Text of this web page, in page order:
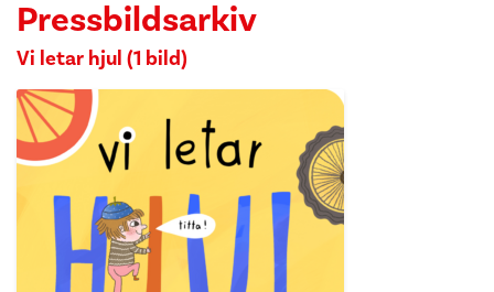
Pressbildsarkiv
Vi letar hjul (1 bild)